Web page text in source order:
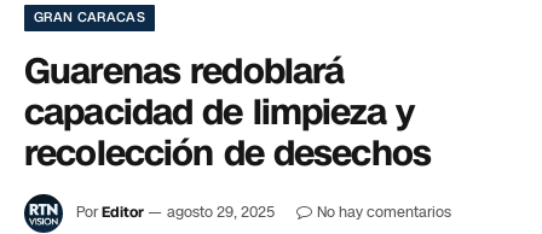
GRAN CARACAS
Guarenas redoblará
capacidad de limpieza y
recolección de desechos
PorEditor agosto 29, 2025
No hay comentarios